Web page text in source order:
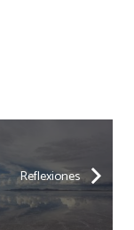
Reflexiones